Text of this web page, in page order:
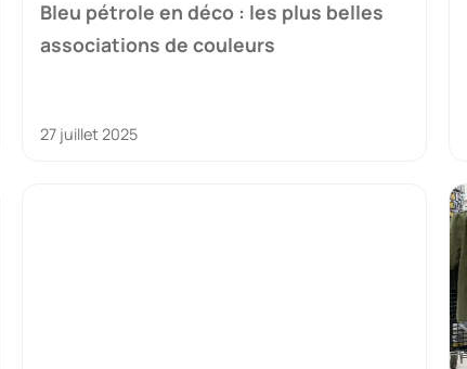
Bleu pétrole en déco : les plus belles
associations de couleurs
27 juillet 2025